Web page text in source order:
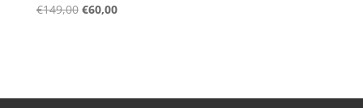
€149,00 Oorspronkelijke
€60,00Huidige